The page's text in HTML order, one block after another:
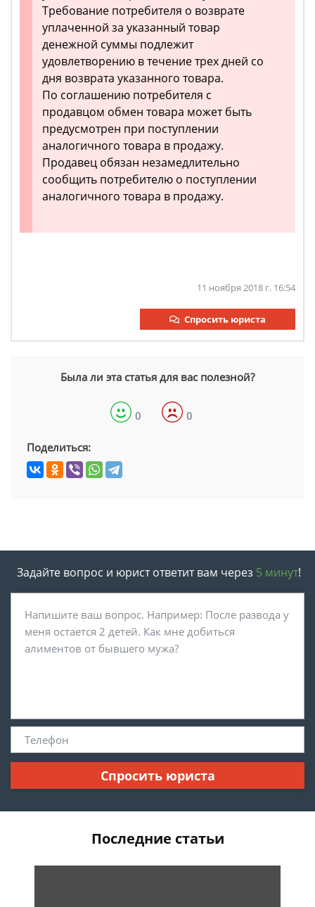
Требование потребителя о возврате
уплаченной за указанный товар
денежной суммы подлежит
удовлетворению в течение трех дней со
дня возврата указанного товара.
По соглашению потребителя с
продавцом обмен товара может быть
предусмотрен при поступлении
аналогичного товара в продажу.
Продавец обязан незамедлительно
сообщить потребителю о поступлении
аналогичного товара в продажу.
11 ноября 2018 г. 16:54
Спросить юриста
Была ли эта статья для вас полезной?
0 0
Поделиться:
Задайте вопрос и юрист ответит вам через 5 минут!
Спросить юриста
Последние статьи